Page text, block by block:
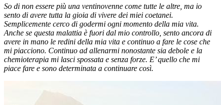
So di non essere più una ventinovenne come tutte le altre, ma io
sento di avere tutta la gioia di vivere dei miei coetanei.
Semplicemente cerco di godermi ogni momento della mia vita.
Anche se questa malattia è fuori dal mio controllo, sento ancora di
avere in mano le redini della mia vita e continuo a fare le cose che
mi piacciono. Continuo ad allenarmi nonostante sia debole e la
chemioterapia mi lasci spossata e senza forze. E’ quello che mi
piace fare e sono determinata a continuare così.